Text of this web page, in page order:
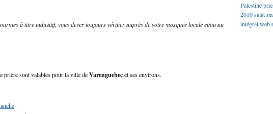
à titre indicatif, vous devez toujours vérifier auprès de votre mosquée locale et/ou au
prière sont valables pour la ville deVarenguebecet ses environs.
Palestine
2010salat
intégralweb